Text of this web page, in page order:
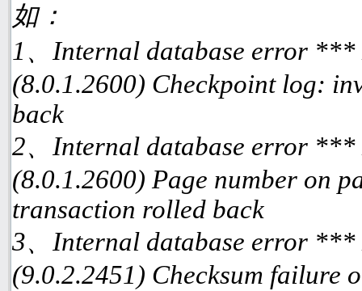
如：
1、Internal database error
(8.0.1.2600) Checkpoint log:
back
2、Internal database error ***
(8.0.1.2600) Page number on
transaction rolled back
3、Internal database error ***
(9.0.2.2451) Checksum failure